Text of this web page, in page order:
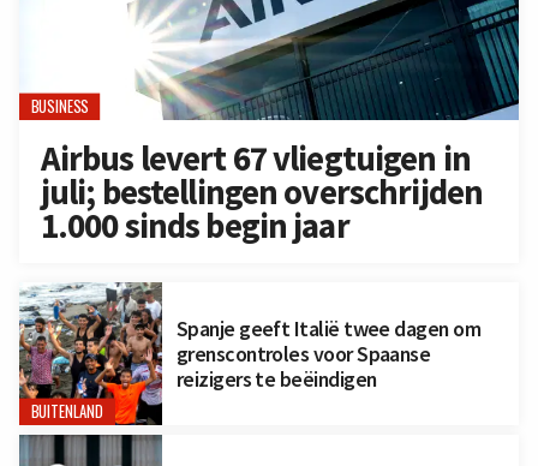
BUSINESS
Airbus levert 67 vliegtuigen in
juli; bestellingen overschrijden
1.000 sinds begin jaar
BUITENLAND
Spanje geeft Italië twee dagen om
grenscontroles voor Spaanse
reizigers te beëindigen